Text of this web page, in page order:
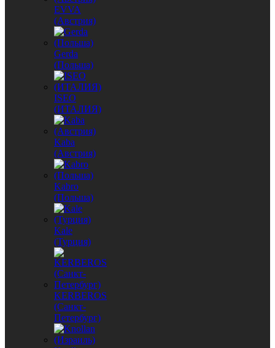
EVVA
(Австрия)
Gerda
(Польша)
ISEO
(ИТАЛИЯ)
Kaba
(Австрия)
Kabro
(Польша)
Kale
(Турция)
KERBEROS
(Санкт-
Петербург)